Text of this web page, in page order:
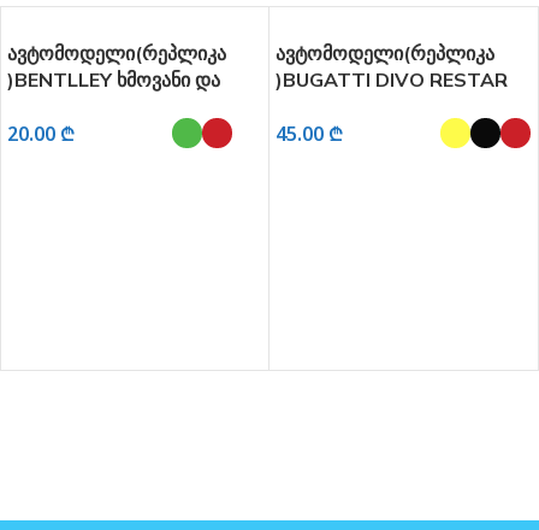
ავტომოდელი(რეპლიკა
)BENTLLEY ხმოვანი და
20.00 ₾
ავტომოდელი(რეპლიკა
)BUGATTI DIVO RESTAR
45.00 ₾